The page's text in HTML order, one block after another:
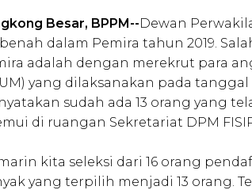
Besar, BPPM--Dewan
dalam Pemira tahun 2019.
adalah dengan merekrut para
yang dilaksanakan pada tanggal
sudah ada 13 orang yang
di ruangan Sekretariat DPM FISIP
kita seleksi dari 16 orang
yang terpilih menjadi 13 orang.